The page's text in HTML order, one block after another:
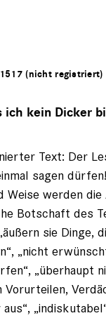
(nicht registriert)
ich kein Dicker
Text: Der
sagen
werden die
Botschaft des
sie Dinge,
„nicht
„überhaupt
Vorurteilen,